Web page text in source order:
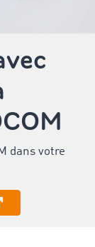
dans votre